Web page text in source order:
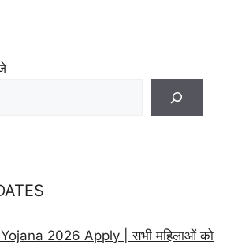
2026 Apply | सभी महिलाओं को